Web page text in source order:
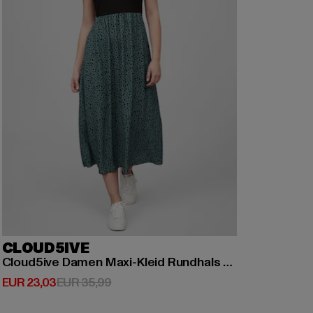
CLOUD5IVE
Cloud5ive Damen Maxi-Kleid Rundhals mit Punkt Print
EUR 23,03
Derzeitiger Preis: EUR 23,03
EUR 35,99Aktionspreis: EUR 35,99